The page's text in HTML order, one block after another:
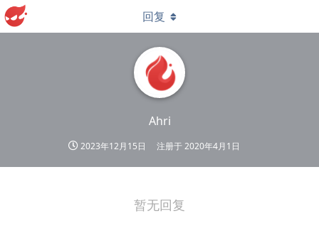
Ahri
2023年12月15日 注册于2020年4月1日
回复
暂无回复